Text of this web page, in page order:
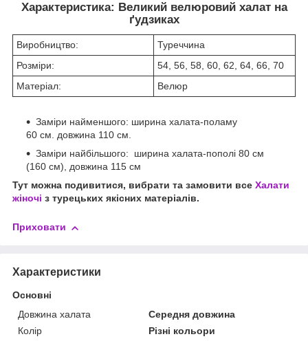
Характеристика: Великий велюровий халат на
ґудзиках
Виробництво:
Туреччина
Розміри:
54, 56, 58, 60, 62, 64, 66, 70
Матеріал:
Велюр
Заміри найменшого: ширина халата-поламу
60 см. довжина 110 см.
Заміри найбільшого: ширина халата-пополі 80 см
(160 см), довжина 115 см
Тут можна подивитися, вибрати та замовити все Халати
жіночі з турецьких якісних матеріалів.
Приховати
Характеристики
Основні
Довжина халата
Середня довжина
Колір
Різні кольори